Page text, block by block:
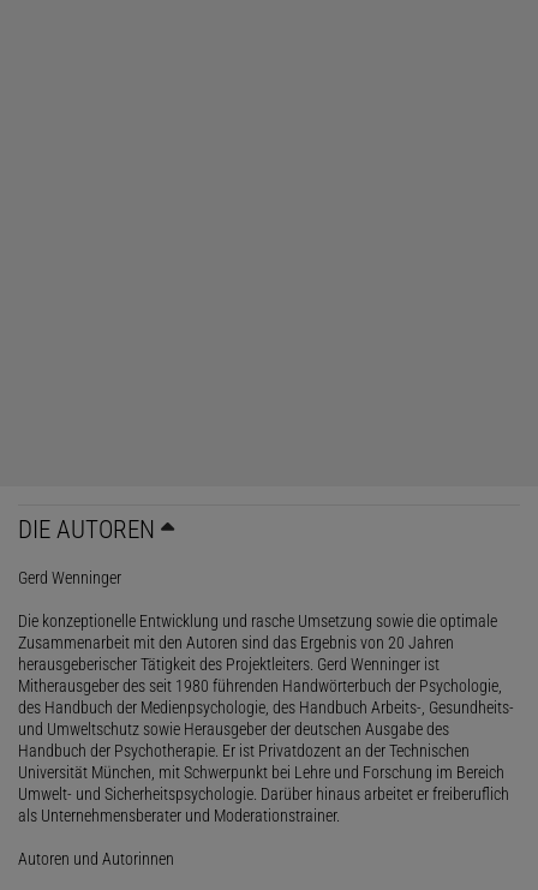
DIE AUTOREN
Gerd Wenninger
Die konzeptionelle Entwicklung und rasche Umsetzung sowie die optimale
Zusammenarbeit mit den Autoren sind das Ergebnis von 20 Jahren
herausgeberischer Tätigkeit des Projektleiters. Gerd Wenninger ist
Mitherausgeber des seit 1980 führenden Handwörterbuch der Psychologie,
des Handbuch der Medienpsychologie, des Handbuch Arbeits-, Gesundheits-
und Umweltschutz sowie Herausgeber der deutschen Ausgabe des
Handbuch der Psychotherapie. Er ist Privatdozent an der Technischen
Universität München, mit Schwerpunkt bei Lehre und Forschung im Bereich
Umwelt- und Sicherheitspsychologie. Darüber hinaus arbeitet er freiberuflich
als Unternehmensberater und Moderationstrainer.
Autoren und Autorinnen